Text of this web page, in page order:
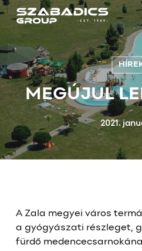
Skip
content
MEGÚJUL
2021.
A Zala megyei város
a gyógyászati részleget,
fürdő